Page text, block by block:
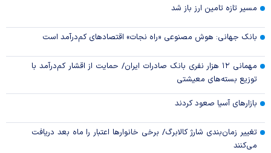
مسیر تازه تامین ارز باز شد
بانک جهانی: هوش مصنوعی «راه نجات» اقتصادهای کم‌درآمد است
مهمانی ۱۲ هزار نفری بانک صادرات ایران/ حمایت از اقشار کم‌درآمد با
توزیع بسته‌های معیشتی
بازارهای آسیا صعود کردند
تغییر زمان‌بندی شارژ کالابرگ/ برخی خانوار‌ها اعتبار را ماه بعد دریافت
می‌کنند